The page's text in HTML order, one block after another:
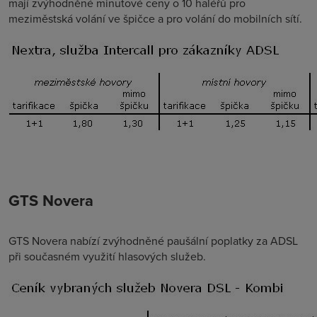
meziměstská volání ve špičce a pro volání do mobilních sítí.
GTS Novera
GTS Novera nabízí zvýhodněné paušální poplatky za ADSL
při současném využití hlasových služeb.